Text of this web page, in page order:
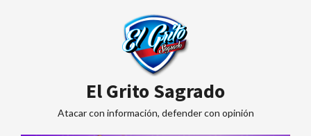
El Grito Sagrado
Atacar con información, defender con opinión